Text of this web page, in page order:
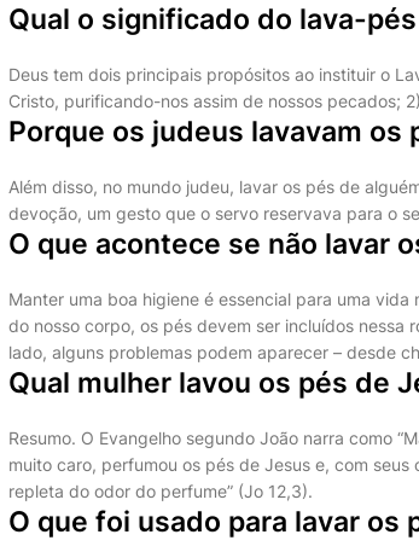
Qual o significado do lava-
Deus tem dois principais propósitos ao instituir o
Cristo, purificando-nos assim de nossos pecados;
Porque os judeus lavavam os
Além disso, no mundo judeu, lavar os pés de
devoção, um gesto que o servo reservava para o
O que acontece se não lavar
Manter uma boa higiene é essencial para uma
do nosso corpo, os pés devem ser incluídos
lado, alguns problemas podem aparecer – desde
Qual mulher lavou os pés de
Resumo. O Evangelho segundo João narra como
muito caro, perfumou os pés de Jesus e, com seus
repleta do odor do perfume” (Jo 12,3).
O que foi usado para lavar os